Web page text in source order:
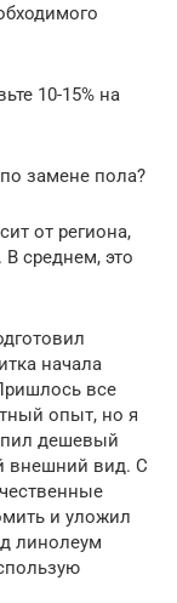
10-15% на
замене пола?
от региона,
среднем, это
начала
все
опыт, но я
дешевый
внешний вид. С
и уложил
линолеум